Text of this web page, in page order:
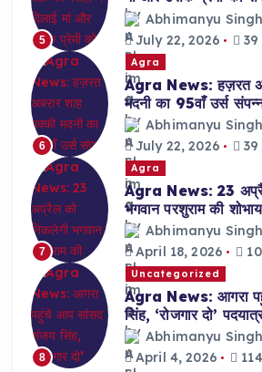
5
Abhimanyu Singh
July 22, 2026
6
Agra
Agra News: हज़रत
मदनी का 95वाँ उर्स
Abhimanyu Singh
July 22, 2026
7
Agra
Agra News: 23
भगवान परशुराम की
Abhimanyu Singh
April 18, 2026
8
Uncategorized
Agra News: आगरा
सिंह, ‘रोजगार दो’
Abhimanyu Singh
April 4, 2026